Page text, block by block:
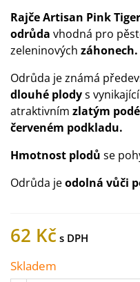
Rajče Artisan Pink Tiger
odrůda vhodná pro
zeleninových záhonech.
Odrůda je známá
dlouhé plodys
atraktivním zlatým
červeném podkladu.
Hmotnost plodů se
Odrůda jeodolná vůči
62 Kč
Skladem